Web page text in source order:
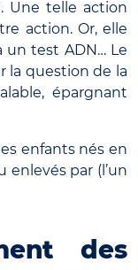
Une telle action
action. Or, elle
un test ADN… Le
la question de la
épargnant
enfants nés en
enlevés par (l’un
des